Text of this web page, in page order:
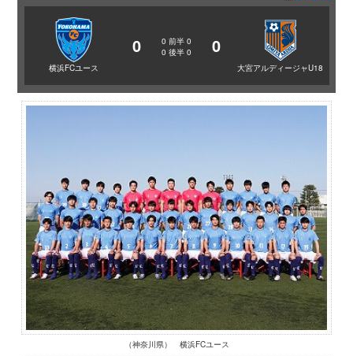
横浜FCユース
0 0 前半 0
0 後半 0 0
大宮アルディージャU18
（神奈川県） 横浜FCユース